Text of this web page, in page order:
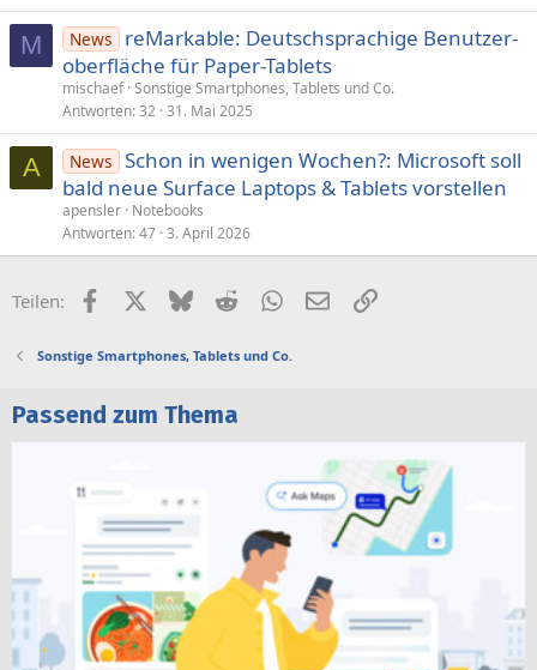
M News
reMarkable: Deutschsprachige Benut­zer­
oberf­läche für Paper-Tablets
mischaef Sonstige Smartphones, Tablets und Co.
Antworten 32 31. Mai 2025
A News Schon in wenigen Wochen?: Microsoft soll
bald neue Surface Laptops & Tablets vorstellen
apensler Notebooks
Antworten 47 3. April 2026
Teilen: FacebookX (Twitter)
BlueskyRedditWhatsApp
E-MailLink
Sonstige Smartphones, Tablets und Co.
Passend zum Thema